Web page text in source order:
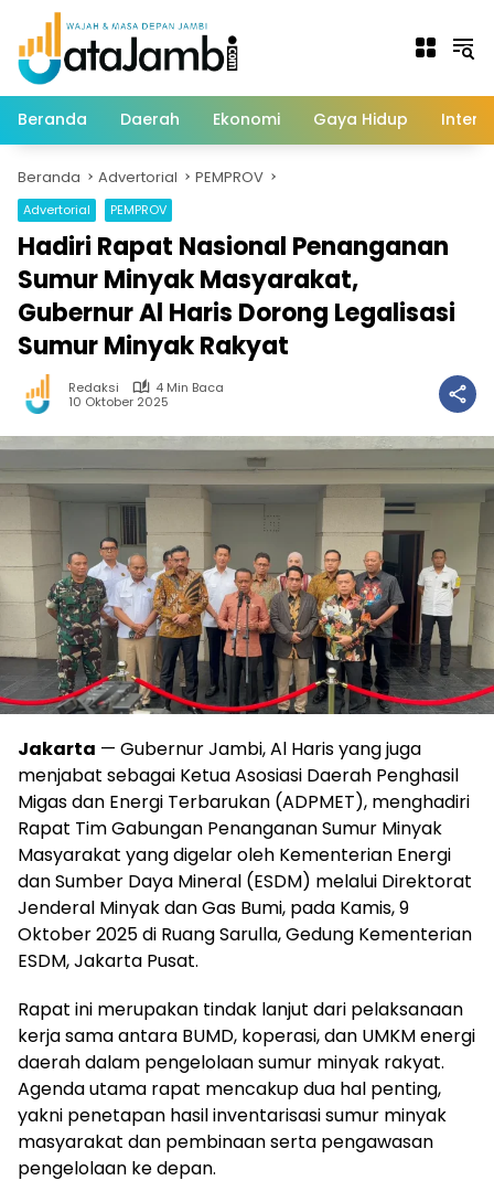
Langsung
konten
Beranda Daerah Ekonomi Gaya Hidup
Beranda Advertorial PEMPROV
Advertorial PEMPROV
Hadiri Rapat Nasional Penanganan
Sumur Minyak Masyarakat,
Gubernur Al Haris Dorong Legalisasi
Sumur Minyak Rakyat
Redaksi
4 Min Baca
10 Oktober 2025
Jakarta — Gubernur Jambi, Al Haris yang juga
menjabat sebagai Ketua Asosiasi Daerah Penghasil
Migas dan Energi Terbarukan (ADPMET), menghadiri
Rapat Tim Gabungan Penanganan Sumur Minyak
Masyarakat yang digelar oleh Kementerian Energi
dan Sumber Daya Mineral (ESDM) melalui Direktorat
Jenderal Minyak dan Gas Bumi, pada Kamis, 9
Oktober 2025 di Ruang Sarulla, Gedung Kementerian
ESDM, Jakarta Pusat.
Rapat ini merupakan tindak lanjut dari pelaksanaan
kerja sama antara BUMD, koperasi, dan UMKM energi
daerah dalam pengelolaan sumur minyak rakyat.
Agenda utama rapat mencakup dua hal penting,
yakni penetapan hasil inventarisasi sumur minyak
masyarakat dan pembinaan serta pengawasan
pengelolaan ke depan.